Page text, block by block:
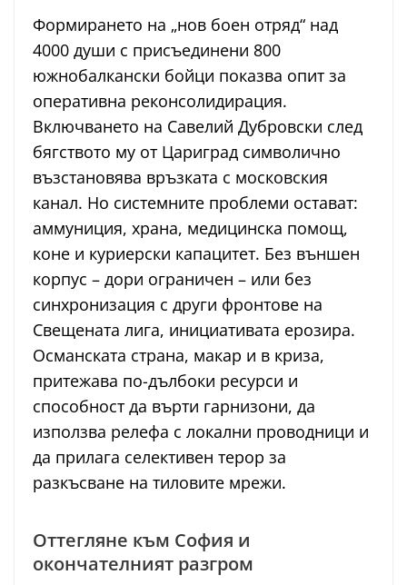
Формирането на „нов боен отряд“ над
4000 души с присъединени 800
южнобалкански бойци показва опит за
оперативна реконсолидирация.
Включването на Савелий Дубровски след
бягството му от Цариград символично
възстановява връзката с московския
канал. Но системните проблеми остават:
аммуниция, храна, медицинска помощ,
коне и куриерски капацитет. Без външен
корпус – дори ограничен – или без
синхронизация с други фронтове на
Свещената лига, инициативата ерозира.
Османската страна, макар и в криза,
притежава по-дълбоки ресурси и
способност да върти гарнизони, да
използва релефа с локални проводници и
да прилага селективен терор за
разкъсване на тиловите мрежи.
Оттегляне към София и
окончателният разгром